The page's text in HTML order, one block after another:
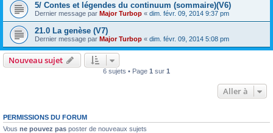
5/ Contes et légendes du continuum (sommaire)(V6)
Dernier message par Major Turbop « dim. févr. 09, 2014 9:37 pm
21.0 La genèse (V7)
Dernier message par Major Turbop « dim. févr. 09, 2014 5:08 pm
Nouveau sujet
6 sujets • Page 1 sur 1
Aller à
PERMISSIONS DU FORUM
Vous ne pouvez pas poster de nouveaux sujets